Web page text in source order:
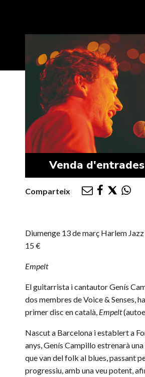
Venda d'entrades
Comparteix
Diumenge 13 de març Harlem Jazz
15 €
Empelt
El guitarrista i cantautorGenís
dos membres deVoice & Senses,
primer disc en català, Empelt
Nascut a Barcelona i establert a
anys,Genís Campillo estrenarà
que van del folk al blues, passant
progressiu, amb una veu potent,